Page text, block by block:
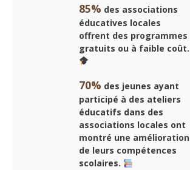
85% des associations
éducatives locales
offrent des programmes
gratuits ou à faible coût.
70% des jeunes ayant
participé à des ateliers
éducatifs dans des
associations locales ont
montré une amélioration
de leurs compétences
scolaires.